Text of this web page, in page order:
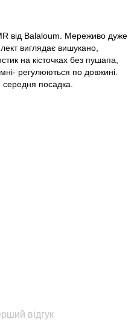
від Balaloum. Мереживо дуже
виглядає вишукано,
на кісточках без пушапа,
регулюються по довжині.
посадка.
відгук